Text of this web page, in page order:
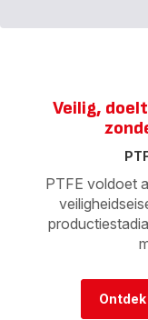
Veilig,
PTFE voldoet